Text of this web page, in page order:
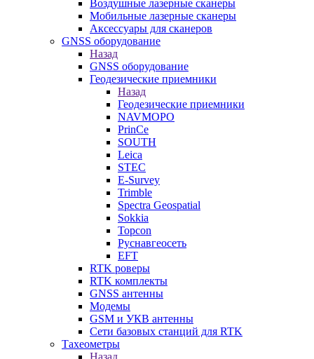
Воздушные лазерные сканеры
Мобильные лазерные сканеры
Аксессуары для сканеров
GNSS оборудование
Назад
GNSS оборудование
Геодезические приемники
Назад
Геодезические приемники
NAVMOPO
PrinCe
SOUTH
Leica
STEC
E-Survey
Trimble
Spectra Geospatial
Sokkia
Topcon
Руснавгеосеть
EFT
RTK роверы
RTK комплекты
GNSS антенны
Модемы
GSM и УКВ антенны
Сети базовых станций для RTK
Тахеометры
Назад